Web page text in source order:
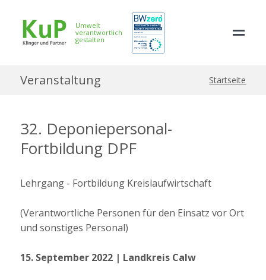
Umwelt
verantwortlich
gestalten
Veranstaltung Startseite
32. Deponiepersonal-
Fortbildung DPF
Lehrgang - Fortbildung Kreislaufwirtschaft
(Verantwortliche Personen für den Einsatz vor Ort
und sonstiges Personal)
15. September 2022 | Landkreis Calw